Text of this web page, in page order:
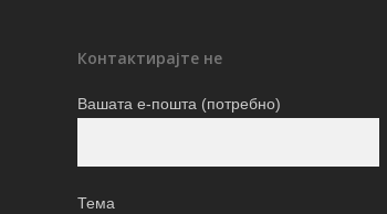
Контактирајте не
Вашата е-пошта (потребно)
Тема